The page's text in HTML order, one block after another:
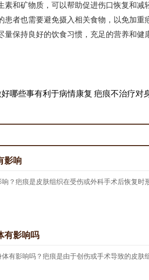
素和矿物质，可以帮助促进伤口恢复和减
患者也需要避免摄入相关食物，以免加重
量保持良好的饮食习惯，充足的营养和健
哪些事有利于病情康复 疤痕不治疗对
影响
疤痕是皮肤组织在受伤或外科手术后恢复时
有影响吗
响吗？疤痕是由于创伤或手术导致的皮肤组